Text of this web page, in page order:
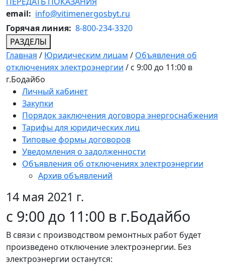
email: info@vitimenergosbyt.ru
Горячая линия: 8-800-234-3320
РАЗДЕЛЫ
Главная / Юридическим лицам / Объявления об
отключениях электроэнергии / с 9:00 до 11:00 в
г.Бодайбо
Личный кабинет
Закупки
Порядок заключения договора энергоснабжения
Тарифы для юридических лиц
Типовые формы договоров
Уведомления о задолженности
Объявления об отключениях электроэнергии
Архив объявлений
14 мая 2021 г.
с 9:00 до 11:00 в г.Бодайбо
В связи с производством ремонтных работ будет
произведено отключение электроэнергии. Без
электроэнергии останутся: